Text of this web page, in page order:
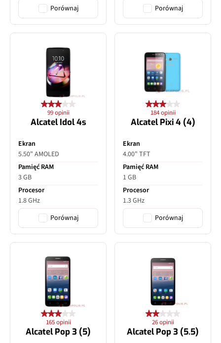
Porównaj
Porównaj
99 opinii
Alcatel Idol 4s
Ekran
5.50" AMOLED
Pamięć RAM
3 GB
Procesor
1.8 GHz
Porównaj
184 opinii
Alcatel Pixi 4 (4)
Ekran
4.00" TFT
Pamięć RAM
1 GB
Procesor
1.3 GHz
Porównaj
165 opinii
Alcatel Pop 3 (5)
26 opinii
Alcatel Pop 3 (5.5)